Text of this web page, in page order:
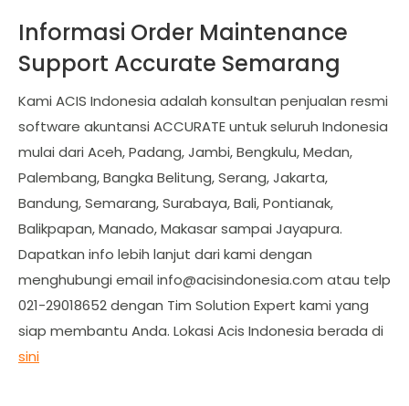
Informasi Order Maintenance
Support Accurate Semarang
Kami ACIS Indonesia adalah konsultan penjualan resmi
software akuntansi ACCURATE untuk seluruh Indonesia
mulai dari Aceh, Padang, Jambi, Bengkulu, Medan,
Palembang, Bangka Belitung, Serang, Jakarta,
Bandung, Semarang, Surabaya, Bali, Pontianak,
Balikpapan, Manado, Makasar sampai Jayapura.
Dapatkan info lebih lanjut dari kami dengan
menghubungi email info@acisindonesia.com atau telp
021-29018652 dengan Tim Solution Expert kami yang
siap membantu Anda. Lokasi Acis Indonesia berada di
sini